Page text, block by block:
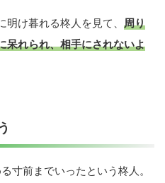
け暮れる柊人を見て、 周り
呆れられ、相手にされないよ
寸前までいったという柊人。